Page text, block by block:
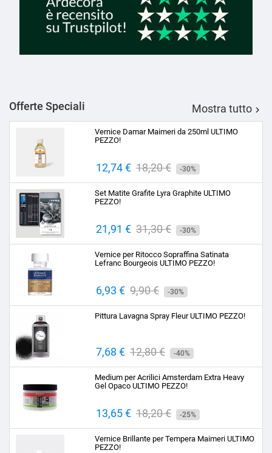
Offerte Speciali Mostra tutto 
Vernice Damar Maimeri da 250ml ULTIMO
PEZZO!
Prezzo
12,74 € Prezzo
base
18,20 € -30%
Set Matite Grafite Lyra Graphite ULTIMO
PEZZO!
Prezzo
21,91 € Prezzo
base
31,30 € -30%
Vernice per Ritocco Sopraffina Satinata
Lefranc Bourgeois ULTIMO PEZZO!
Prezzo
6,93 € Prezzo
base
9,90 € -30%
Pittura Lavagna Spray Fleur ULTIMO PEZZO!
Prezzo
7,68 € Prezzo
base
12,80 € -40%
Medium per Acrilici Amsterdam Extra Heavy
Gel Opaco ULTIMO PEZZO!
Prezzo
13,65 € Prezzo
base
18,20 € -25%
Vernice Brillante per Tempera Maimeri ULTIMO
PEZZO!